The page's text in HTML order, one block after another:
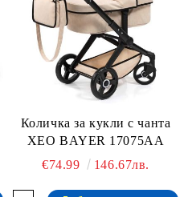
Количка за кукли с чанта
XEO BAYER 17075AA
€74.99
146.67лв.